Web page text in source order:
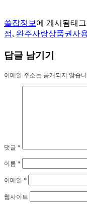
쓸잡정보 에 게시됨태그
점, 완주사랑상품권사
답글 남기기
이메일 주소는 공개되지 않습
댓글 *
이름 *
이메일 *
웹사이트